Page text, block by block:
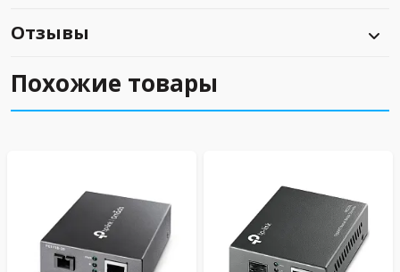
Отзывы
Похожие товары